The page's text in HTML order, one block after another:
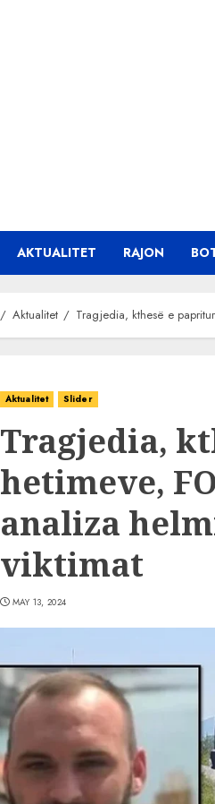
AKTUALITET RAJON
Aktualitet Tragjedia, kthesë e
Aktualitet Slider
Tragjedia,
hetimeve,
analiza
viktimat
MAY 13, 2024